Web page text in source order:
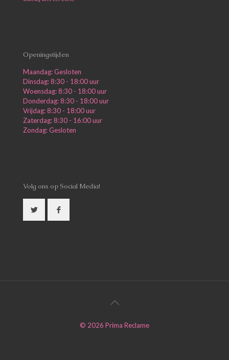
Openingstijden
Maandag: Gesloten
Dinsdag: 8:30 - 18:00 uur
Woensdag: 8:30 - 18:00 uur
Donderdag: 8:30 - 18:00 uur
Vrijdag: 8:30 - 18:00 uur
Zaterdag: 8:30 - 16:00 uur
Zondag: Gesloten
Volg ons op Social Media!
© 2026 Prima Reclame